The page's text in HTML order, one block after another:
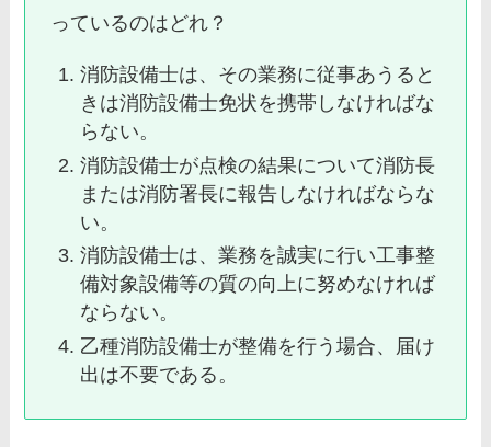
っているのはどれ？
消防設備士は、その業務に従事あうると
きは消防設備士免状を携帯しなければな
らない。
消防設備士が点検の結果について消防長
または消防署長に報告しなければならな
い。
消防設備士は、業務を誠実に行い工事整
備対象設備等の質の向上に努めなければ
ならない。
乙種消防設備士が整備を行う場合、届け
出は不要である。